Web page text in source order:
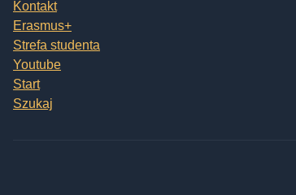
Kontakt
Erasmus+
Strefa studenta
Youtube
Start
Szukaj